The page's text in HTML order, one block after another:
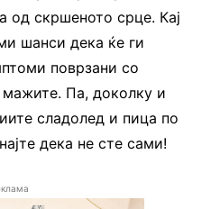
од скршеното срце. Кај
шанси дека ќе ги
поврзани со
Па, доколку и
сладолед и пица по
дека не сте сами!